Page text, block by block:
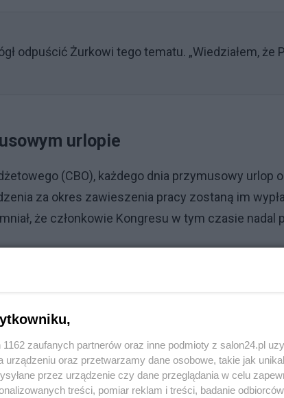
odpuścić Żurkowi tego tematu. „Wiedziałem, że
urlopie
(CBO), każdego dnia przymusowy urlop
za okres zawieszenia pracy zostaną im
że członkowie Kongresu w tym czasie nadal
zaufanych partnerów oraz inne podmioty z salon24.pl
urządzeniu oraz przetwarzamy dane osobowe, takie jak
przez urządzenie czy dane przeglądania w celu
treści, pomiar reklam i treści, badanie